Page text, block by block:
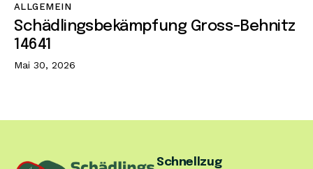
ALLGEMEIN
Schädlingsbekämpfung Gross-Behnitz
14641
Mai 30, 2026
Schnellzug